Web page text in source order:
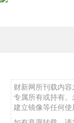
财新网所刊载内
专属所有或持有
建立镜像等任何使